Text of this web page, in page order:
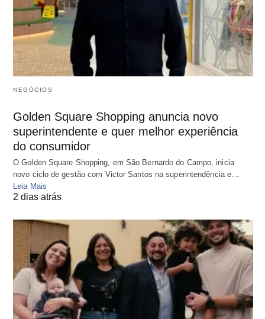
NEGÓCIOS
Golden Square Shopping anuncia novo
superintendente e quer melhor experiência
do consumidor
O Golden Square Shopping, em São Bernardo do Campo, inicia
novo ciclo de gestão com Victor Santos na superintendência e…
Leia Mais
2 dias atrás